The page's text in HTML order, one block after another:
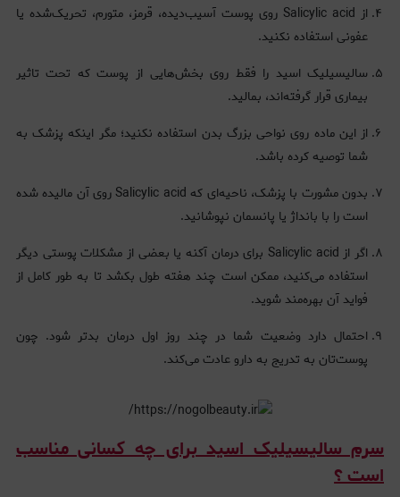
از Salicylic acid روی پوست آسیب‌دیده، قرمز، متورم، تحریک‌شده یا
عفونی استفاده نکنید.
سالیسیلیک اسید را فقط روی بخش‌هایی از پوست که تحت تاثیر
بیماری قرار گرفته‌اند، بمالید.
از این ماده روی نواحی بزرگ بدن استفاده نکنید؛ مگر اینکه پزشک به
شما توصیه کرده باشد.
بدون مشورت با پزشک، ناحیه‌ای که Salicylic acid روی آن مالیده شده
است را با بانداژ یا پانسمان نپوشانید.
اگر از Salicylic acid برای درمان آکنه یا بعضی از مشکلات پوستی دیگر
استفاده می‌کنید، ممکن است چند هفته طول بکشد تا به طور کامل از
فواید آن بهره‌مند شوید.
احتمال دارد وضعیت شما در چند روز اول درمان بدتر شود. چون
پوست‌تان به تدریج به دارو عادت می‌کند.
سرم سالیسیلیک اسید برای چه کسانی مناسب
است ؟